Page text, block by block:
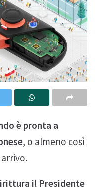
è pronta a
, o almeno così
il Presidente